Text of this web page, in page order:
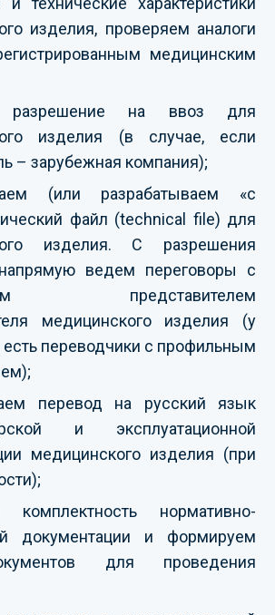
изделия, проверяем аналоги
медицинским
разрешение на ввоз для
изделия (в случае, если
– зарубежная компания);
(или разрабатываем «с
файл (technical file) для
изделия. С разрешения
напрямую ведем переговоры с
представителем
медицинского изделия (у
есть переводчики с профильным
перевод на русский язык
и эксплуатационной
медицинского изделия (при
комплектность нормативно-
документации и формируем
для проведения